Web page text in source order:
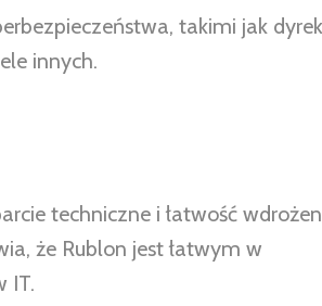
takimi jak
innych.
techniczne i łatwość
że Rublon jest łatwym w
IT.